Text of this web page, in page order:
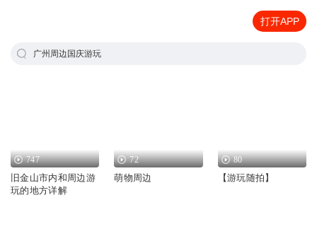
打开APP
广州周边国庆游玩
747
旧金山市内和周边游
玩的地方详解
72
萌物周边
80
【游玩随拍】